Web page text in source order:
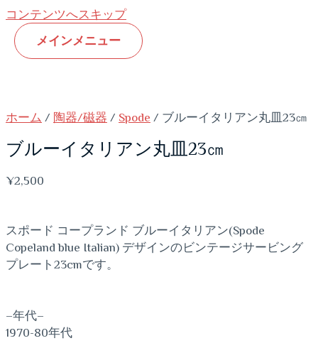
コンテンツへスキップ
メインメニュー
ホーム / 陶器/磁器 / Spode / ブルーイタリアン丸皿23㎝
ブルーイタリアン丸皿23㎝
¥2,500
スポード コープランド ブルーイタリアン(Spode
Copeland blue Italian) デザインのビンテージサービング
プレート23cmです。
–年代–
1970-80年代